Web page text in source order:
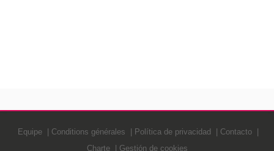
Equipe Conditions générales Política de privacidad
Contacto
Charte
Gestión de cookies